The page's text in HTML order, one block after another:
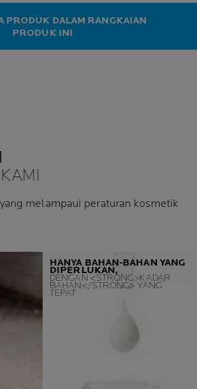
PRODUK DALAM RANGKAIAN
PRODUK INI
melampaui peraturan kosmetik
HANYA BAHAN-BAHAN YANG
DIPERLUKAN,
DENGAN <STRONG>KADAR
BAHAN</STRONG> YANG
TEPAT